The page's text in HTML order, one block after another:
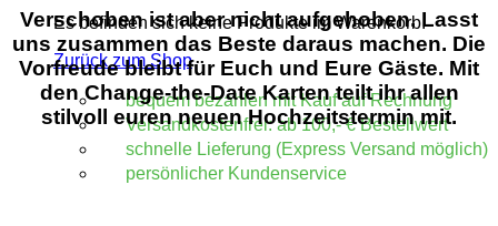
Es befinden sich keine Produkte im Warenkorb.
Zurück zum Shop
bequem bezahlen mit Kauf auf Rechnung
Versandkostenfrei: ab 100,- € Bestellwert
schnelle Lieferung (Express Versand möglich)
persönlicher Kundenservice
Verschoben ist aber nicht aufgehoben. Lasst
uns zusammen das Beste daraus machen. Die
Vorfreude bleibt für Euch und Eure Gäste. Mit
den Change-the-Date Karten teilt ihr allen
stilvoll euren neuen Hochzeitstermin mit.